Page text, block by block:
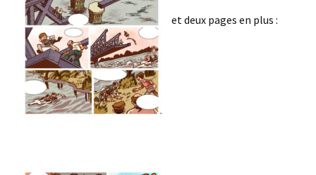
et deux pages en plus :